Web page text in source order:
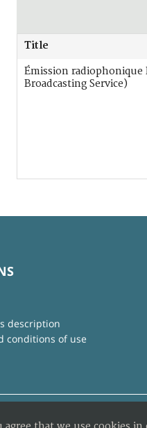
Title
Émission radiophonique
Broadcasting Service)
description
conditions of use